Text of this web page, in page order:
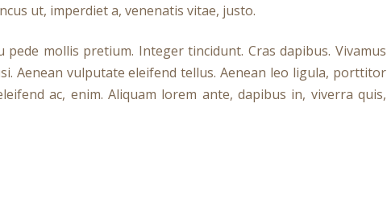
ut, imperdiet a, venenatis vitae, justo.
pede mollis pretium. Integer tincidunt. Cras dapibus. Vivamus
Aenean vulputate eleifend tellus. Aenean leo ligula, porttitor
ac, enim. Aliquam lorem ante, dapibus in, viverra quis,